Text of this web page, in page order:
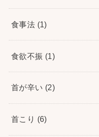
食事法 (1)
食欲不振 (1)
首が辛い (2)
首こり (6)